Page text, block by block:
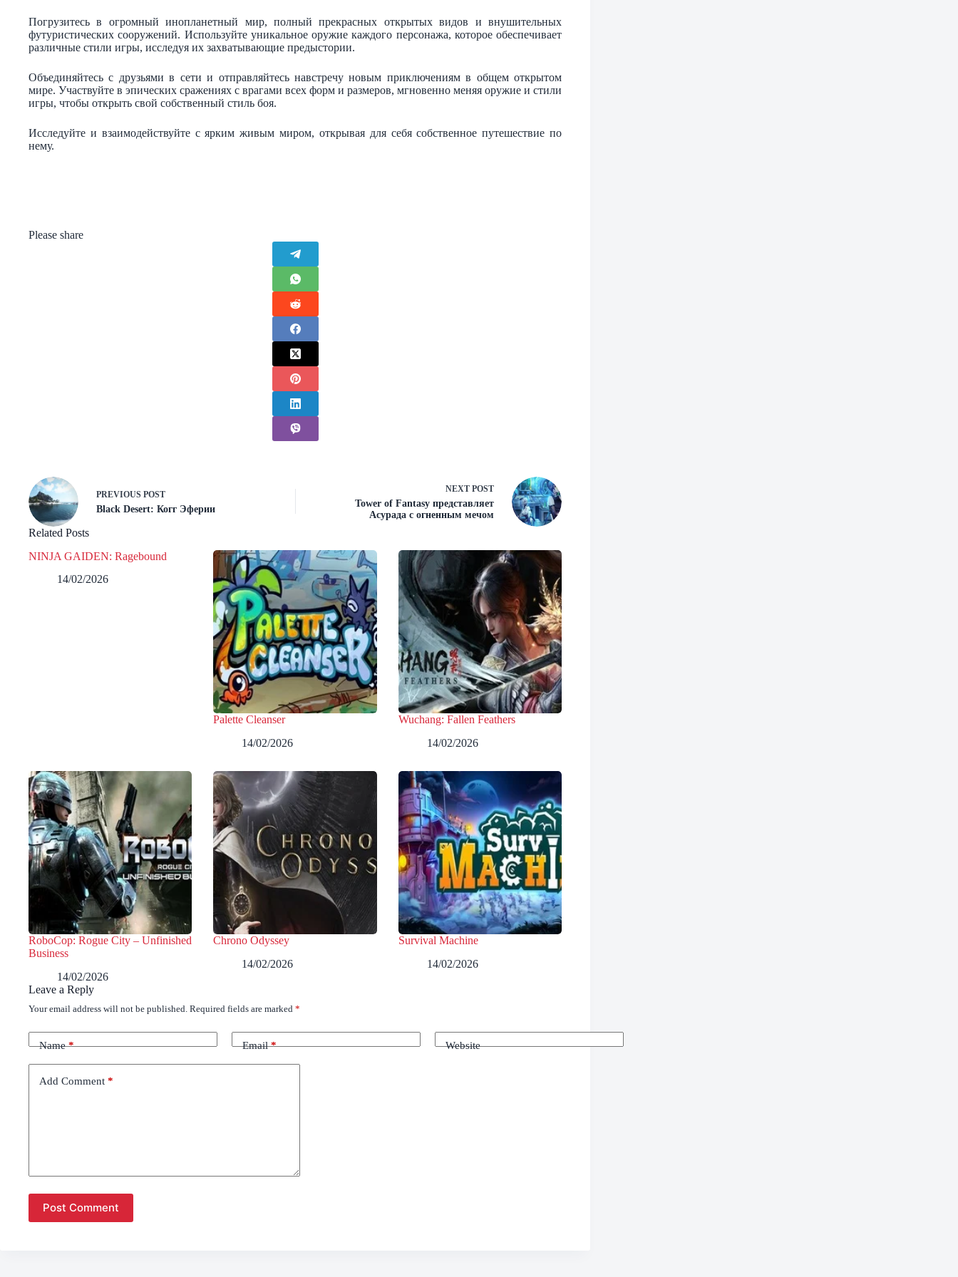
Погрузитесь в огромный инопланетный мир, полный прекрасных открытых видов и внушительных
футуристических сооружений. Используйте уникальное оружие каждого персонажа, которое обеспечивает
различные стили игры, исследуя их захватывающие предыстории.
Объединяйтесь с друзьями в сети и отправляйтесь навстречу новым приключениям в общем открытом
мире. Участвуйте в эпических сражениях с врагами всех форм и размеров, мгновенно меняя оружие и стили
игры, чтобы открыть свой собственный стиль боя.
Исследуйте и взаимодействуйте с ярким живым миром, открывая для себя собственное путешествие по
нему.
Please share
PREVIOUS POST
Black Desert: Когг Эферии
NEXT POST
Tower of Fantasy представляет
Асурада с огненным мечом
Related Posts
NINJA GAIDEN: Ragebound
14/02/2026
Palette Cleanser
14/02/2026
Wuchang: Fallen Feathers
14/02/2026
RoboCop: Rogue City – Unfinished
Business
14/02/2026
Chrono Odyssey
14/02/2026
Survival Machine
14/02/2026
Leave a Reply
Your email address will not be published. Required fields are marked *
Name* Email* Website
Add Comment *
Post Comment